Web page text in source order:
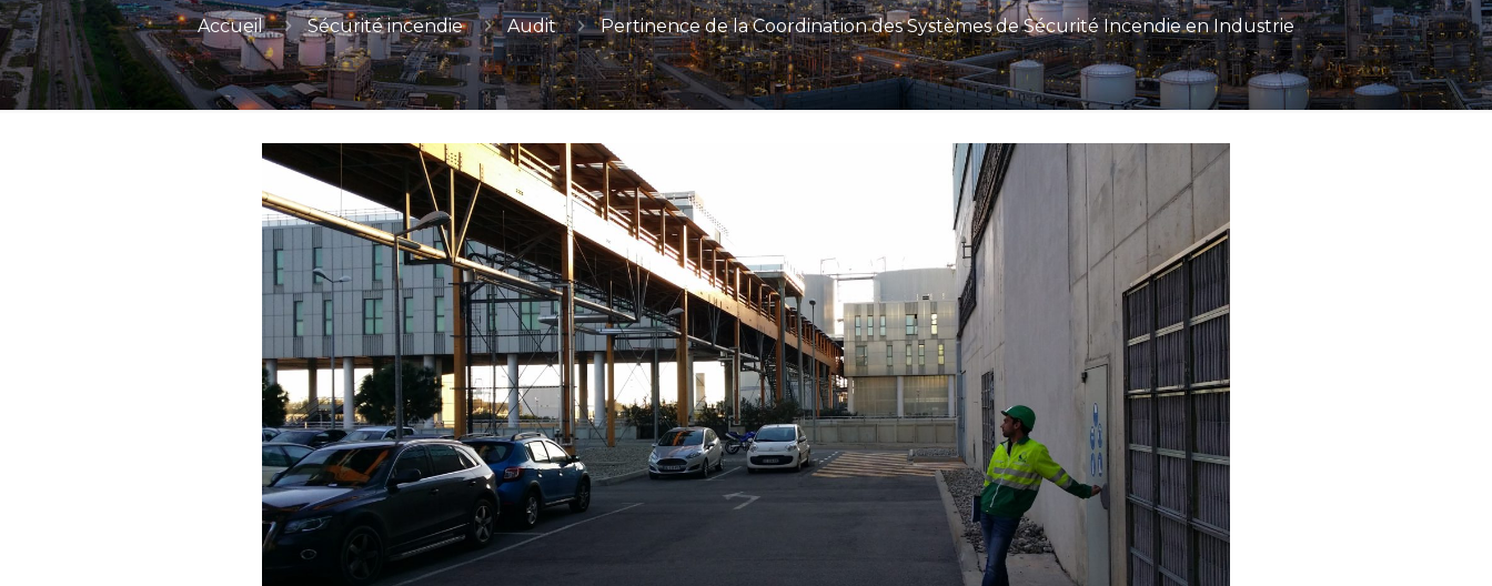
Accueil Sécurité incendie Audit Pertinence de la Coordination des Systèmes de Sécurité Incendie en Industrie